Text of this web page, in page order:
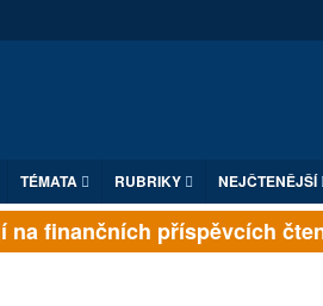
TÉMATA RUBRIKY NEJČTENĚJŠÍ
finančních příspěvcích